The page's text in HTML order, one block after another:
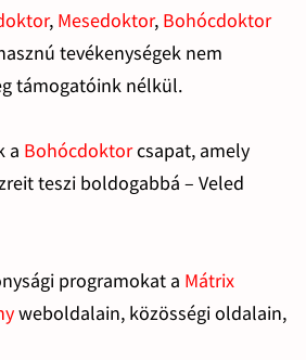
, Mesedoktor, Bohócdoktor
tevékenységek nem
támogatóink nélkül.
a Bohócdoktorcsapat, amely
teszi boldogabbá – Veled
programokat a Mátrix
weboldalain, közösségi oldalain,